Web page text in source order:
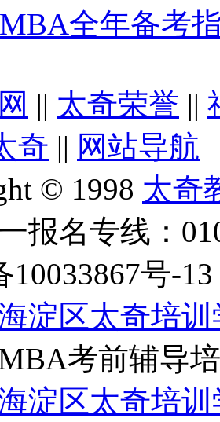
全年备考
|| 太奇荣誉 ||
奇 || 网站导航
© 1998 太奇
报名专线：
10033867号-13
淀区太奇培训
考前辅导
淀区太奇培训